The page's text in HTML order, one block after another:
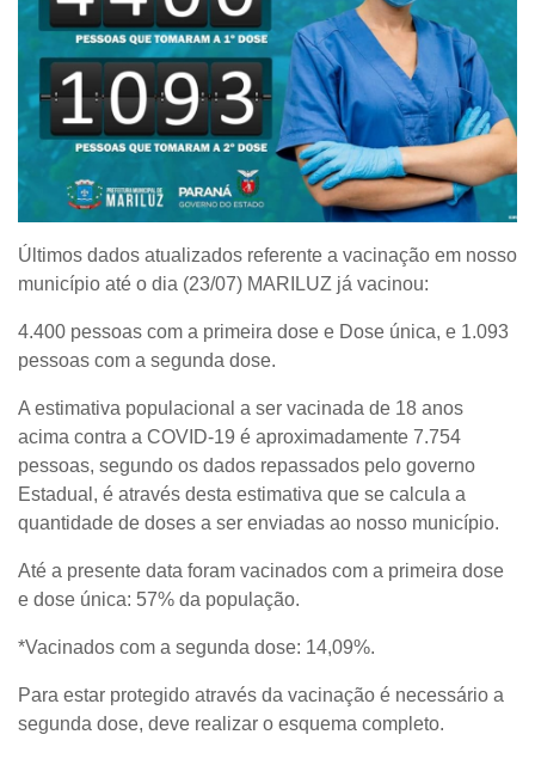
Últimos dados atualizados referente a vacinação em nosso
município até o dia (23/07) MARILUZ já vacinou:
4.400 pessoas com a primeira dose e Dose única, e 1.093
pessoas com a segunda dose.
A estimativa populacional a ser vacinada de 18 anos
acima contra a COVID-19 é aproximadamente 7.754
pessoas, segundo os dados repassados pelo governo
Estadual, é através desta estimativa que se calcula a
quantidade de doses a ser enviadas ao nosso município.
Até a presente data foram vacinados com a primeira dose
e dose única: 57% da população.
*Vacinados com a segunda dose: 14,09%.
Para estar protegido através da vacinação é necessário a
segunda dose, deve realizar o esquema completo.